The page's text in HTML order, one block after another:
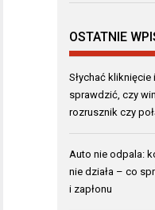
OSTATNIE
Słychać
sprawdzić, czy
rozrusznik czy
Auto nie odpala:
nie działa – co
i zapłonu